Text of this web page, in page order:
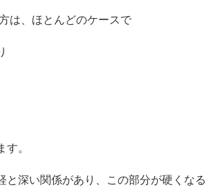
は、ほとんどのケースで
す。
と深い関係があり、この部分が硬くなる